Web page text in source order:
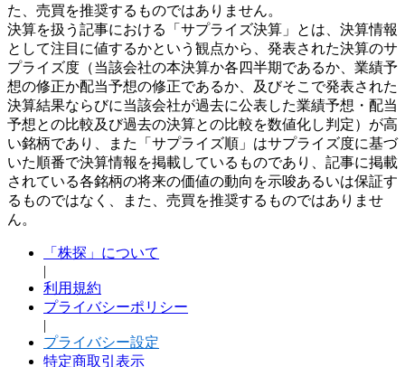
た、売買を推奨するものではありません。
決算を扱う記事における「サプライズ決算」とは、決算情報
として注目に値するかという観点から、発表された決算のサ
プライズ度（当該会社の本決算か各四半期であるか、業績予
想の修正か配当予想の修正であるか、及びそこで発表された
決算結果ならびに当該会社が過去に公表した業績予想・配当
予想との比較及び過去の決算との比較を数値化し判定）が高
い銘柄であり、また「サプライズ順」はサプライズ度に基づ
いた順番で決算情報を掲載しているものであり、記事に掲載
されている各銘柄の将来の価値の動向を示唆あるいは保証す
るものではなく、また、売買を推奨するものではありませ
ん。
「株探」について
|
利用規約
プライバシーポリシー
|
プライバシー設定
特定商取引表示